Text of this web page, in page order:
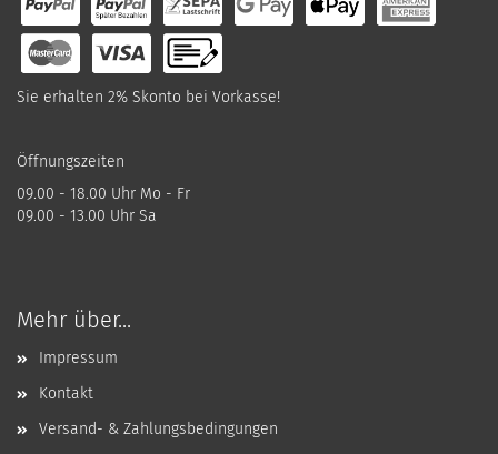
Sie erhalten 2% Skonto bei Vorkasse!
Öffnungszeiten
09.00 - 18.00 Uhr Mo - Fr
09.00 - 13.00 Uhr Sa
Mehr über...
Impressum
Kontakt
Versand- & Zahlungsbedingungen